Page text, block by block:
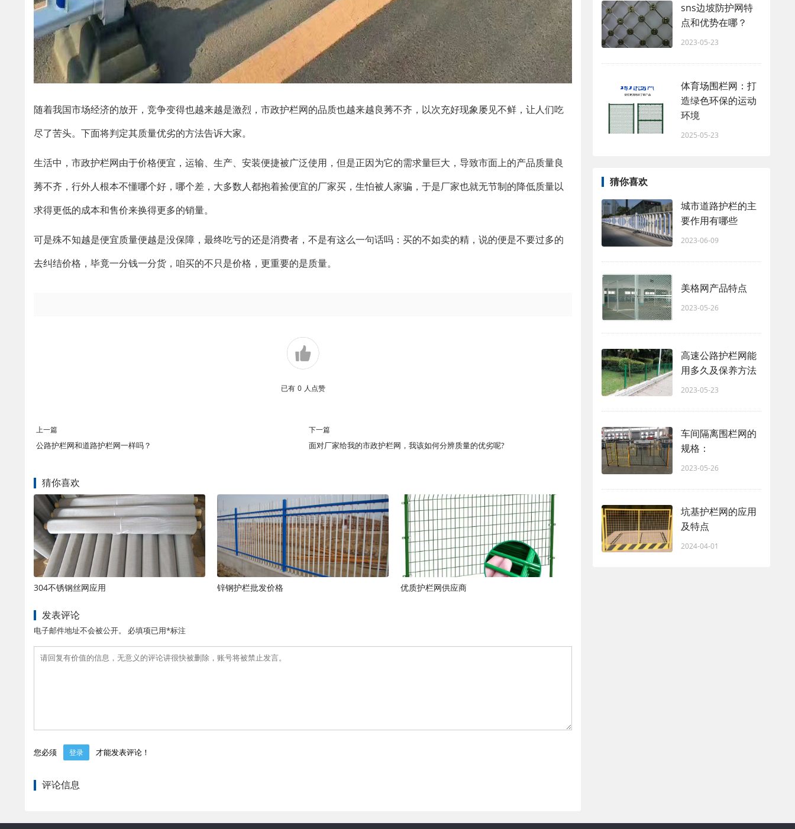
随着我国市场经济的放开，竞争变得也越来越是激烈，市政护栏网的品质也越来越良莠不齐，以次充好现象屡见不鲜，让人们吃
尽了苦头。下面将判定其质量优劣的方法告诉大家。
生活中，市政护栏网由于价格便宜，运输、生产、安装便捷被广泛使用，但是正因为它的需求量巨大，导致市面上的产品质量良
莠不齐，行外人根本不懂哪个好，哪个差，大多数人都抱着捡便宜的厂家买，生怕被人家骗，于是厂家也就无节制的降低质量以
求得更低的成本和售价来换得更多的销量。
可是殊不知越是便宜质量便越是没保障，最终吃亏的还是消费者，不是有这么一句话吗：买的不如卖的精，说的便是不要过多的
去纠结价格，毕竟一分钱一分货，咱买的不只是价格，更重要的是质量。
已有 0 人点赞
上一篇
公路护栏网和道路护栏网一样吗？
下一篇
面对厂家给我的市政护栏网，我该如何分辨质量的优劣呢?
猜你喜欢
304不锈钢丝网应用 锌钢护栏批发价格 优质护栏网供应商
发表评论
电子邮件地址不会被公开。 必填项已用*标注
您必须 登录 才能发表评论！
评论信息
sns边坡防护网特
点和优势在哪？
2023-05-23
体育场围栏网：打
造绿色环保的运动
环境
2025-05-23
猜你喜欢
城市道路护栏的主
要作用有哪些
2023-06-09
美格网产品特点
2023-05-26
高速公路护栏网能
用多久及保养方法
2023-05-23
车间隔离围栏网的
规格：
2023-05-26
坑基护栏网的应用
及特点
2024-04-01